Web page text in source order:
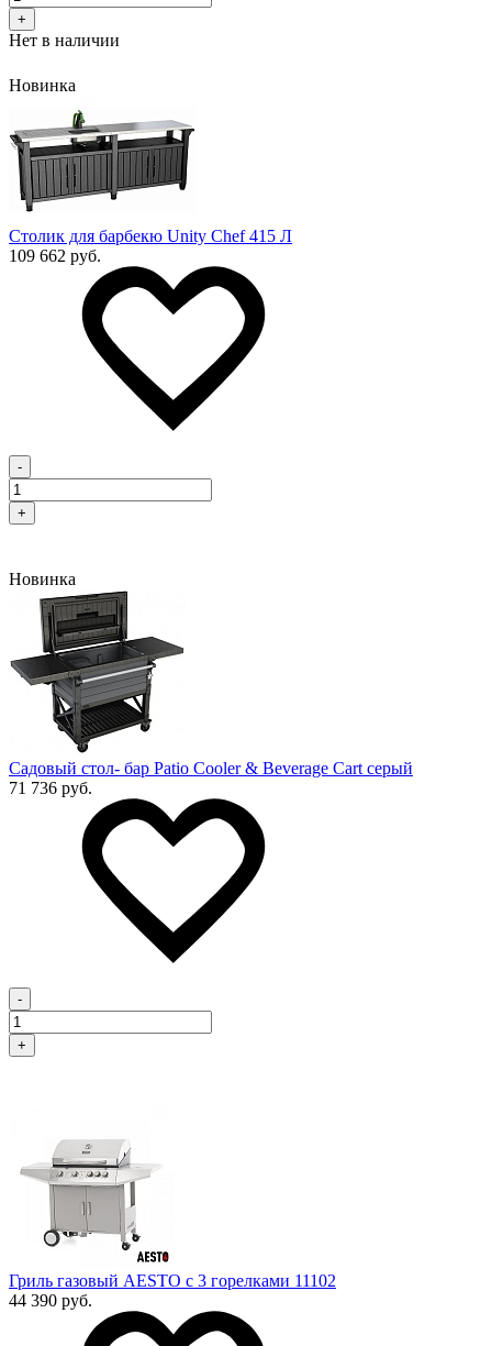
+
Нет в наличии
Новинка
Столик для барбекю Unity Chef 415 Л
109 662 руб.
-
+
Новинка
Садовый стол- бар Patio Cooler & Beverage Cart серый
71 736 руб.
-
+
Гриль газовый AESTO с 3 горелками 11102
44 390 руб.